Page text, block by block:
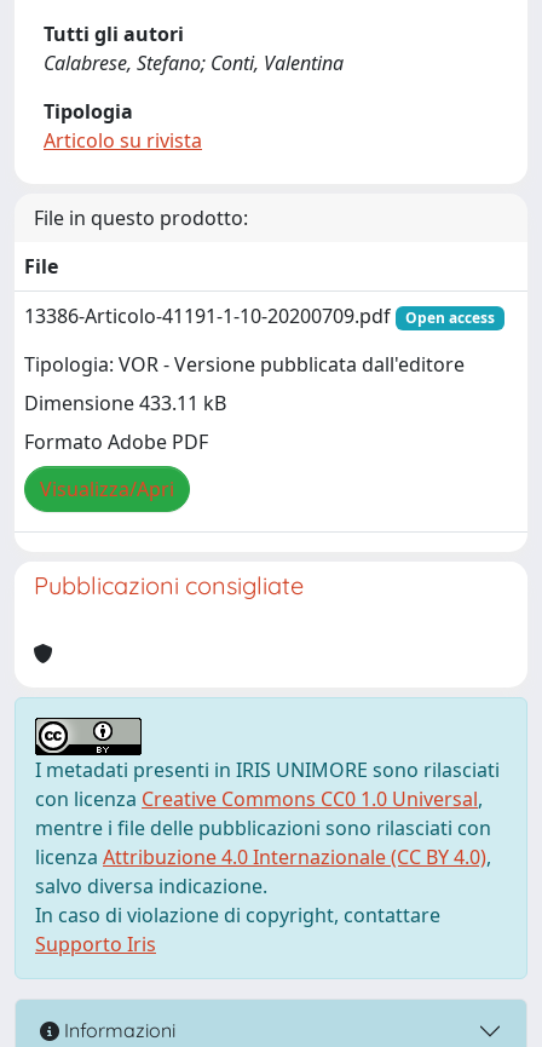
Tutti gli autori
Calabrese, Stefano; Conti, Valentina
Tipologia
Articolo su rivista
File in questo prodotto:
File
13386-Articolo-41191-1-10-20200709.pdf
Open access
Tipologia: VOR - Versione pubblicata dall'editore
Dimensione 433.11 kB
Formato Adobe PDF
Visualizza/Apri
Pubblicazioni consigliate
I metadati presenti in IRIS UNIMORE sono rilasciati
con licenza Creative Commons CC0 1.0 Universal,
mentre i file delle pubblicazioni sono rilasciati con
licenza Attribuzione 4.0 Internazionale (CC BY 4.0),
salvo diversa indicazione.
In caso di violazione di copyright, contattare
Supporto Iris
Informazioni